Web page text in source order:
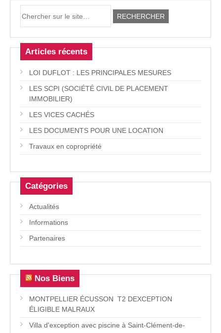
Articles récents
LOI DUFLOT : LES PRINCIPALES MESURES
LES SCPI (SOCIÉTÉ CIVIL DE PLACEMENT
IMMOBILIER)
LES VICES CACHÉS
LES DOCUMENTS POUR UNE LOCATION
Travaux en copropriété
Catégories
Actualités
Informations
Partenaires
Nos Biens
MONTPELLIER ÉCUSSON  T2 DEXCEPTION
ÉLIGIBLE MALRAUX
Villa d'exception avec piscine à Saint-Clément-de-